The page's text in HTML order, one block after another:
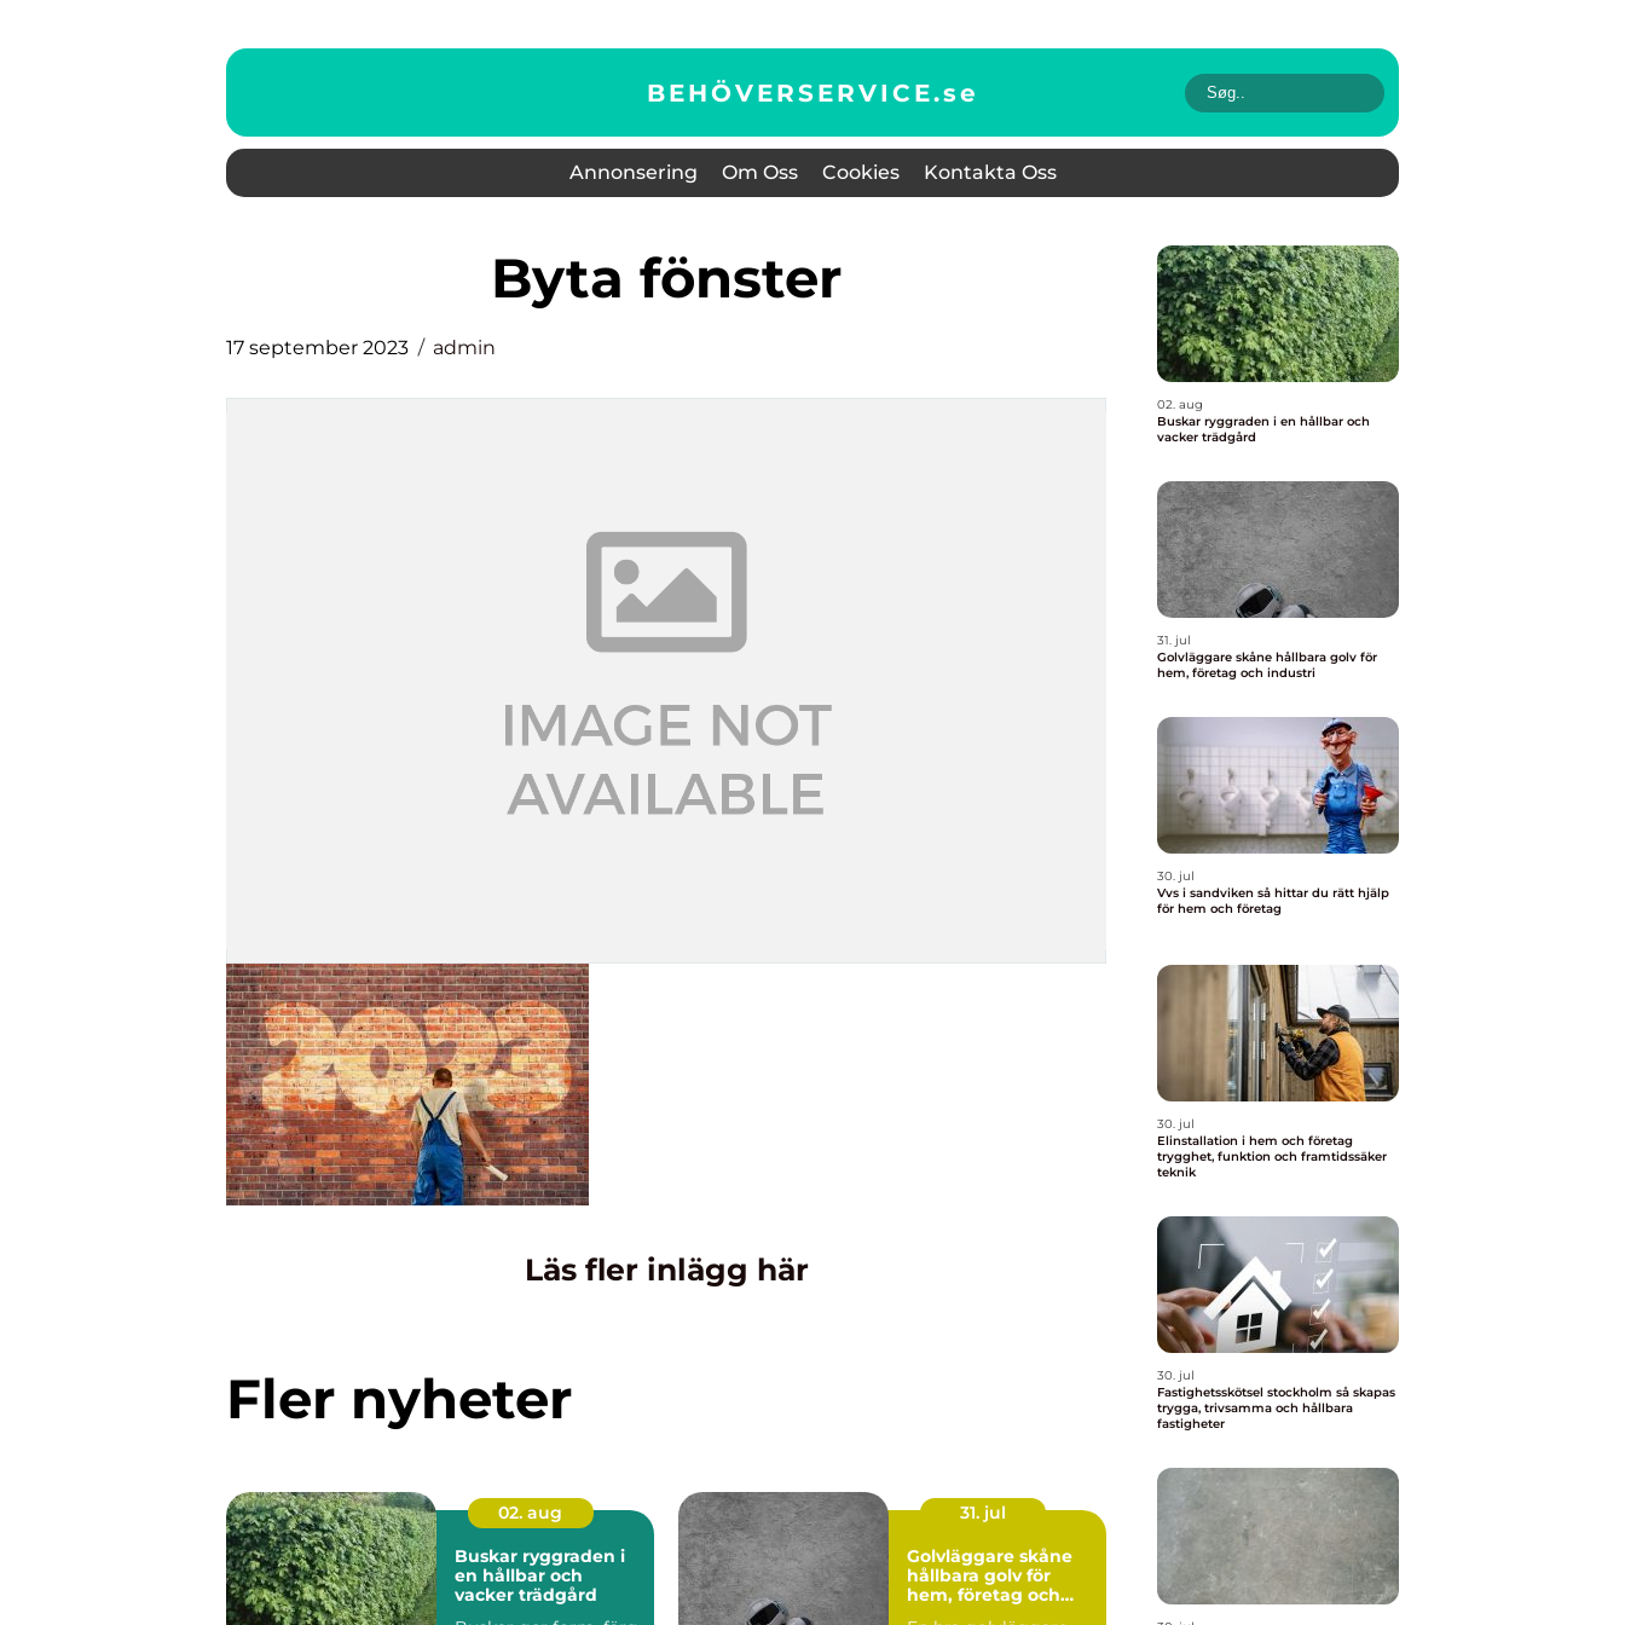
BEHÖVERSERVICE.se
Annonsering Om Oss Cookies Kontakta Oss
byta fönster
17 september 2023 admin
Läs fler inlägg här
Fler nyheter
02. aug
Buskar ryggraden i
en hållbar och
vacker trädgård
31. jul
Golvläggare skåne
hållbara golv för
hem, företag och
02. aug
Buskar ryggraden i en hållbar och
vacker trädgård
31. jul
Golvläggare skåne hållbara golv för
hem, företag och industri
30. jul
Vvs i sandviken så hittar du rätt hjälp
för hem och företag
30. jul
Elinstallation i hem och företag
trygghet, funktion och framtidssäker
teknik
30. jul
Fastighetsskötsel stockholm så skapas
trygga, trivsamma och hållbara
fastigheter